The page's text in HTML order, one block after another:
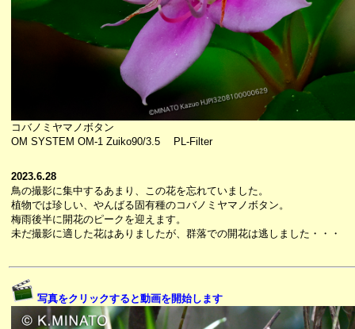
コバノミヤマノボタン
OM SYSTEM OM-1 Zuiko90/3.5 PL-Filter
2023.6.28
鳥の撮影に集中するあまり、この花を忘れていました。
植物では珍しい、やんばる固有種のコバノミヤマノボタン。
梅雨後半に開花のピークを迎えます。
未だ撮影に適した花はありましたが、群落での開花は逃しました・・・
写真をクリックすると動画を開始します